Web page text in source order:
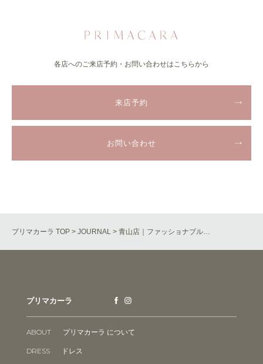
各店へのご来店予約・お問い合わせはこちらから
来店予約
お問い合わせ
プリマカーラ TOP > JOURNAL > 青山店｜ファッショナブル…
プリマカーラ
ABOUT プリマカーラ について
DRESS ドレス